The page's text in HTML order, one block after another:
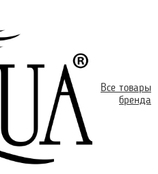
Все товары
бренда